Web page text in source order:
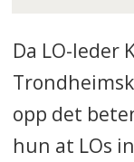
Da LO-leder
opp det
hun at LOs